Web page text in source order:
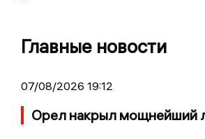
Главные новости
07/08/2026 19:12
Орел накрыл мощнейший